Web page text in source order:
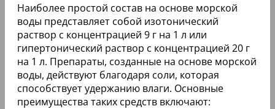
Наиболее простой состав на основе морской
воды представляет собой изотонический
раствор с концентрацией 9 г на 1 л или
гипертонический раствор с концентрацией 20 г
на 1 л. Препараты, созданные на основе морской
воды, действуют благодаря соли, которая
способствует удержанию влаги. Основные
преимущества таких средств включают: